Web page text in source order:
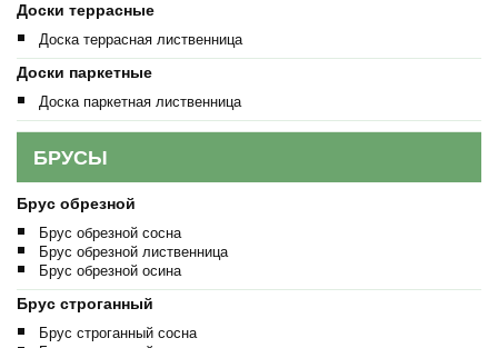
Доски террасные
Доска террасная лиственница
Доски паркетные
Доска паркетная лиственница
БРУСЫ
Брус обрезной
Брус обрезной сосна
Брус обрезной лиственница
Брус обрезной осина
Брус строганный
Брус строганный сосна